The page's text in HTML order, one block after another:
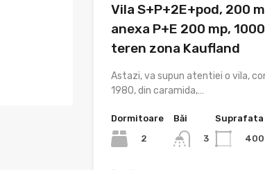
Vila S+P+2E+pod, 200
anexa P+E 200 mp,
teren zona Kaufland
Astazi, va supun atentiei o vila,
1980, din caramida,…
Dormitoare
2
Băi
3
Suprafata
400